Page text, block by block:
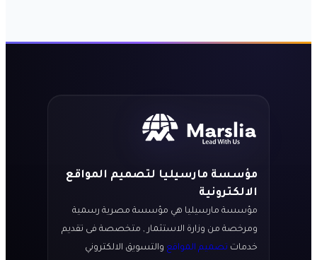
مؤسسة مارسيليا لتصميم المواقع
الالكترونية
مؤسسة مارسيليا هي مؤسسة مصرية رسمية
ومرخصة من وزارة الاستثمار , متخصصة فى تقديم
خدمات تصميم المواقع والتسويق الالكتروني